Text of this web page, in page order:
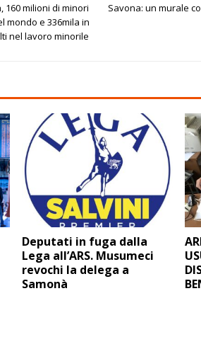
160 milioni di minori
mondo e 336mila in
nel lavoro minorile
Savona: un murale
Deputati in fuga dalla
Lega all’ARS. Musumeci
revochi la delega a
Samonà